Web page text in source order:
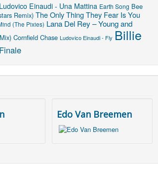
Ludovico Einaudi - Una Mattina Earth Song Bee
Remix) The Only Thing They Fear Is You
(The Pixies) Lana Del Rey – Young and
Cornfield Chase Ludovico Einaudi - Fly Billie
Finale
Edo Van Breemen